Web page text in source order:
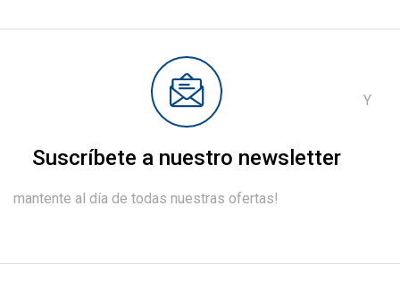
Suscríbete a nuestro newsletter
Y
mantente al día de todas nuestras ofertas!